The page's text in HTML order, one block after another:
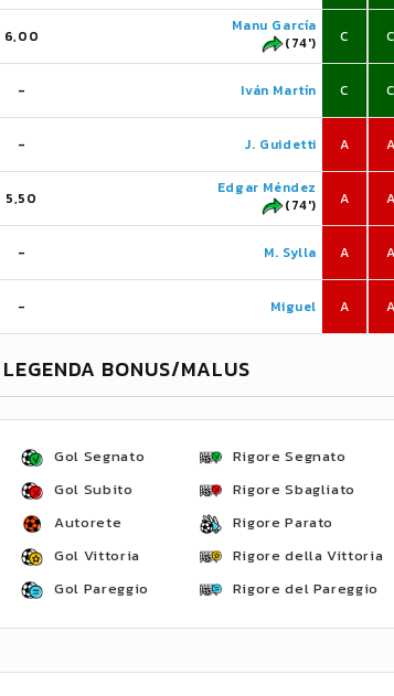
6,00
Manu García
(74')
C
- Iván Martín C
- J. Guidetti A
5,50
Edgar Méndez
(74')
A
- M. Sylla A
- Miguel A
C
C
A
A
A
A
LEGENDA BONUS/MALUS
Gol Segnato
Gol Subito
Autorete
Gol Vittoria
Gol Pareggio
Rigore Segnato
Rigore Sbagliato
Rigore Parato
Rigore della Vittoria
Rigore del Pareggio